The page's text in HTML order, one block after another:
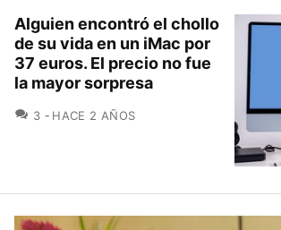
Alguien encontró el chollo
de su vida en un iMac por
37 euros. El precio no fue
la mayor sorpresa
3 COMENTARIOS
HACE 2 AÑOS